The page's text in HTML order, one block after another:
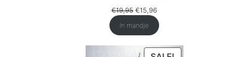
€19,95 Oorspronkelijke
was:
€15,96
prijs
is:
In mandje